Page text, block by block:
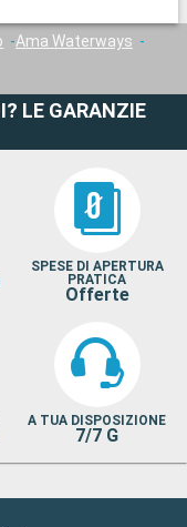
Ama Waterways
LE GARANZIE
SPESE DI APERTURA
PRATICA
Offerte
A TUA DISPOSIZIONE
7/7 G